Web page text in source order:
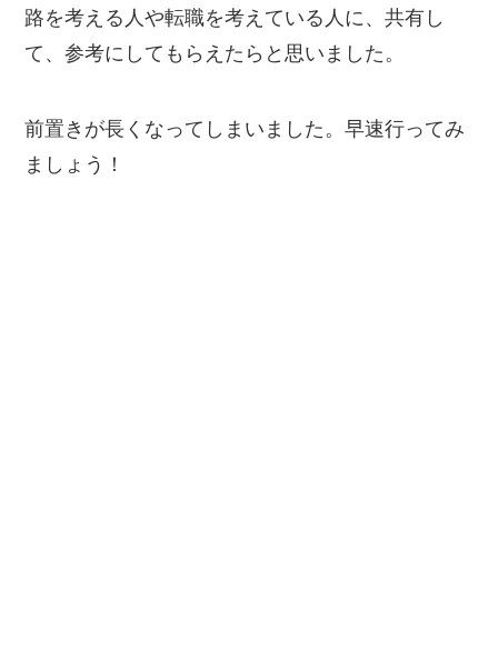
路を考える人や転職を考えている人に、共有し
て、参考にしてもらえたらと思いました。
前置きが長くなってしまいました。早速行ってみ
ましょう！